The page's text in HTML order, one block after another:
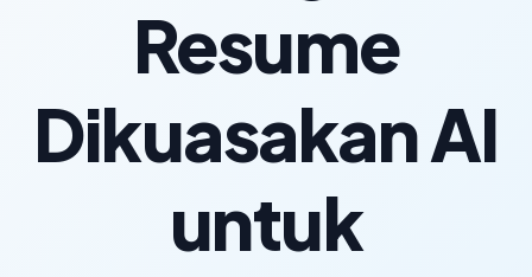
Resume
Dikuasakan AI
untuk